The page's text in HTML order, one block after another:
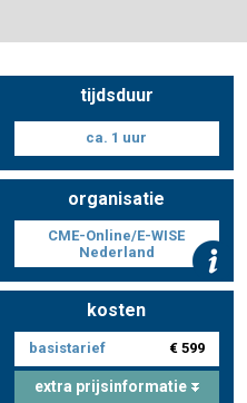
Nascholingen online (elearning)
Nascholing aanmelden
tijdsduur
ca. 1 uur
organisatie
CME-Online/E-WISE
Nederland
kosten
basistarief € 599
extra prijsinformatie